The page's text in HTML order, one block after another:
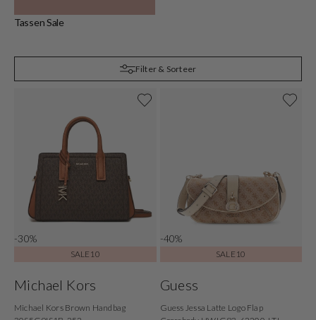
Tassen Sale
Filter & Sorteer
-30%
SALE10
Michael Kors
Michael Kors Brown Handbag
-40%
SALE10
Guess
Guess Jessa Latte Logo Flap